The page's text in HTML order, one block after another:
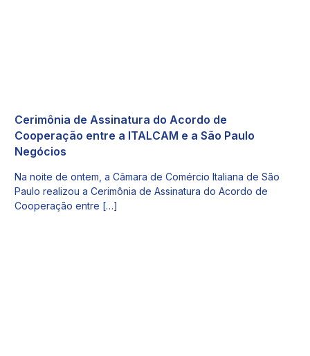
Cerimônia de Assinatura do Acordo de
Cooperação entre a ITALCAM e a São Paulo
Negócios
Na noite de ontem, a Câmara de Comércio Italiana de São
Paulo realizou a Cerimônia de Assinatura do Acordo de
Cooperação entre […]